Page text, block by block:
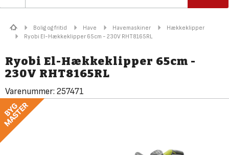
Bolig og fritid Have Havemaskiner
Hækkeklipper
Ryobi El-Hækkeklipper 65cm - 230V RHT8165RL
Ryobi El-Hækkeklipper 65cm -
230V RHT8165RL
Varenummer: 257471